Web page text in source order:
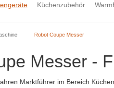
Küchenzubehör
Robot Coupe Messer
Messer -
Marktführer im Bereich